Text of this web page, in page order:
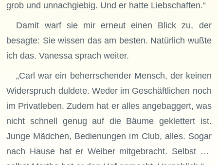
grob und unnachgiebig. Und er hatte Liebschaften.“
Damit warf sie mir erneut einen Blick zu, der
besagte: Sie wissen das am besten. Natürlich wußte
ich das. Vanessa sprach weiter.
„Carl war ein beherrschender Mensch, der keinen
Widerspruch duldete. Weder im Geschäftlichen noch
im Privatleben. Zudem hat er alles angebaggert, was
nicht schnell genug auf die Bäume geklettert ist.
Junge Mädchen, Bedienungen im Club, alles. Sogar
nach Hause hat er Weiber mitgebracht. Selbst …